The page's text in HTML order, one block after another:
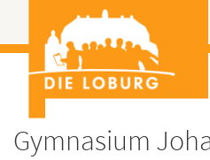
Gymnasium